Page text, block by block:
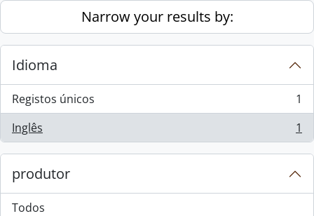
Skip to main contentNarrow your results by:
Idioma
Registos únicos
, 1 resultados
1
Inglês
, 1 resultados 1
produtor
Todos